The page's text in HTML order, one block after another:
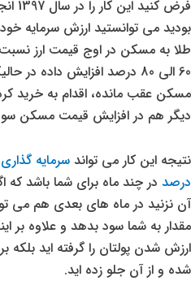
فرض
بودید می توانستید ارزش سرمایه خود
طلا به مسکن در اوج قیمت ارز
60 الی 80 درصد افزایش داده در
مسکن عقب مانده، اقدام به خرید
دیگر هم در افزایش قیمت مسکن
نتیجه این کار می تواند
درصد در چند ماه برای شما باشد که
آن نزنید در ماه های بعدی هم می
مقدار به شما سود بدهد و علاوه بر
ارزش شدن پولتان را گرفته اید بلکه
شده و از آن جلو زده اید.